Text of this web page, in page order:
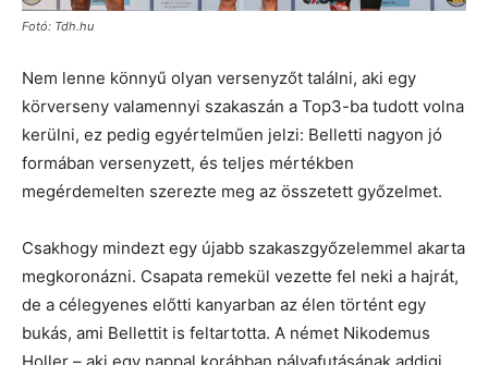
Fotó: Tdh.hu
Nem lenne könnyű olyan versenyzőt találni, aki egy
körverseny valamennyi szakaszán a Top3-ba tudott volna
kerülni, ez pedig egyértelműen jelzi: Belletti nagyon jó
formában versenyzett, és teljes mértékben
megérdemelten szerezte meg az összetett győzelmet.
Csakhogy mindezt egy újabb szakaszgyőzelemmel akarta
megkoronázni. Csapata remekül vezette fel neki a hajrát,
de a célegyenes előtti kanyarban az élen történt egy
bukás, ami Bellettit is feltartotta. A német Nikodemus